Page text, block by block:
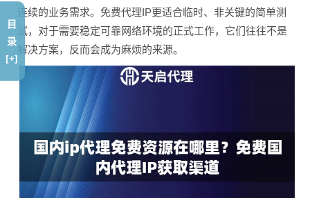
连续的业务需求。免费代理IP更适合临时、非关键的简单测
试，对于需要稳定可靠网络环境的正式工作，它们往往不是
解决方案，反而会成为麻烦的来源。
目
录
[+]